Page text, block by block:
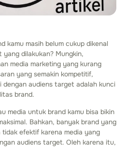
kamu masih belum cukup dikenal
dilakukan? Mungkin,
media marketing yang kurang
yang semakin kompetitif,
dengan audiens target adalah kunci
brand.
media untuk brand kamu bisa bikin
Bahkan, banyak brand yang
tidak efektif karena media yang
audiens target. Oleh karena itu,